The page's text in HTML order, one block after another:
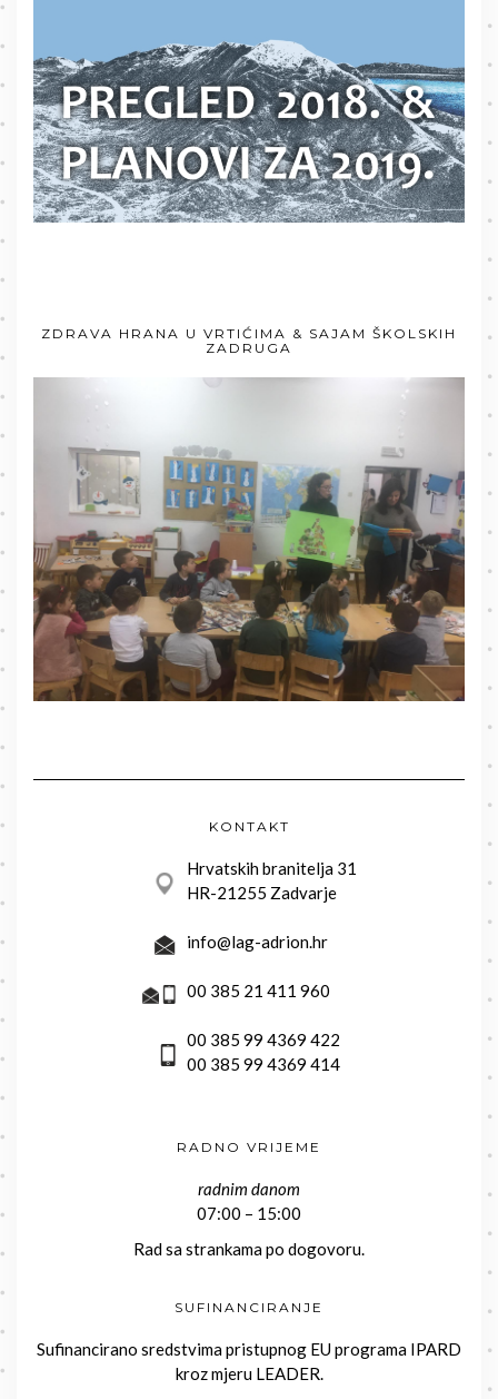
ZDRAVA HRANA U VRTIĆIMA & SAJAM ŠKOLSKIH
ZADRUGA
KONTAKT
Hrvatskih branitelja 31
HR-21255 Zadvarje
info@lag-adrion.hr
00 385 21 411 960
00 385 99 4369 422
00 385 99 4369 414
RADNO VRIJEME
radnim danom
07:00 – 15:00
Rad sa strankama po dogovoru.
SUFINANCIRANJE
Sufinancirano sredstvima pristupnog EU programa IPARD
kroz mjeru LEADER.